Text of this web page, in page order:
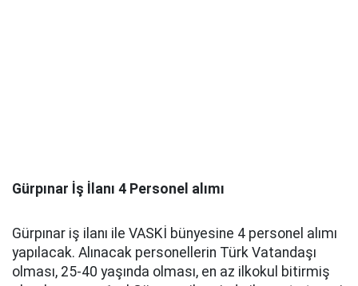
Gürpınar İş İlanı 4 Personel alımı
Gürpınar iş ilanı ile VASKİ bünyesine 4 personel alımı
yapılacak. Alınacak personellerin Türk Vatandaşı
olması, 25-40 yaşında olması, en az ilkokul bitirmiş